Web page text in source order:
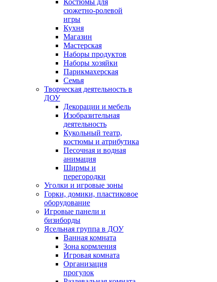
Костюмы для
сюжетно-ролевой
игры
Кухня
Магазин
Мастерская
Наборы продуктов
Наборы хозяйки
Парикмахерская
Семья
Творческая деятельность в
ДОУ
Декорации и мебель
Изобразительная
деятельность
Кукольный театр,
костюмы и атрибутика
Песочная и водная
анимация
Ширмы и
перегородки
Уголки и игровые зоны
Горки, домики, пластиковое
оборудование
Игровые панели и
бизиборды
Ясельная группа в ДОУ
Ванная комната
Зона кормления
Игровая комната
Организация
прогулок